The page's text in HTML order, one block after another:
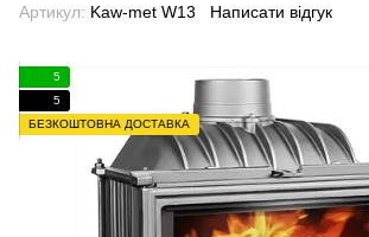
Артикул: Kaw-met W13 Написати відгук
5
5
БЕЗКОШТОВНА ДОСТАВКА